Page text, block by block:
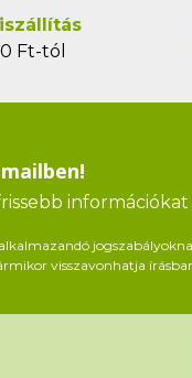
Ft-tól
információkat
visszavonhatja